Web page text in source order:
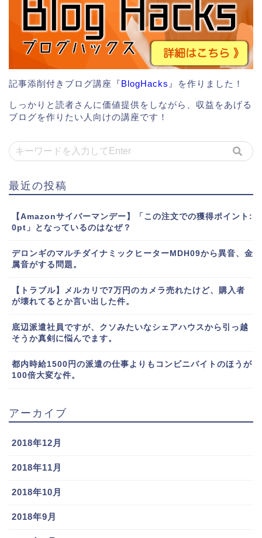
記事添削付きブログ講座『BlogHacks 』を作りました！
しっかりと読者さんに価値提供をしながら、収益をあげる
ブログを作りたい人向けの講座です！
最近の投稿
【Amazonサイバーマンデー】「この注文での獲得ポイント:
0pt」となっているのはなぜ？
デロンギのマルチダイナミックヒーターMDH09から異音、金
属音がする問題。
【トラブル】メルカリで7万円のカメラ売れたけど、購入者
が壊れてるとか言い出した件。
底辺派遣社員ですが、クソみたいなシェアハウスから引っ越
そうか真剣に悩んでます。
都内時給1500円の派遣の仕事よりもコンビニバイトのほうが
100倍大変な件。
アーカイブ
2018年12月
2018年11月
2018年10月
2018年9月